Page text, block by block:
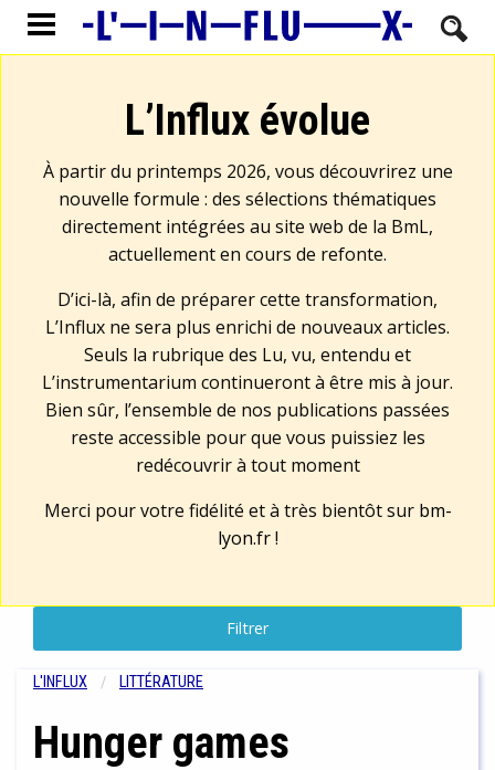
L’Influx évolue
À partir du printemps 2026, vous découvrirez une
nouvelle formule : des sélections thématiques
directement intégrées au site web de la BmL,
actuellement en cours de refonte.
D’ici-là, afin de préparer cette transformation,
L’Influx ne sera plus enrichi de nouveaux articles.
Seuls la rubrique des Lu, vu, entendu et
L’instrumentarium continueront à être mis à jour.
Bien sûr, l’ensemble de nos publications passées
reste accessible pour que vous puissiez les
redécouvrir à tout moment
Merci pour votre fidélité et à très bientôt sur bm-
lyon.fr!
Filtrer
L'INFLUX LITTÉRATURE
Hunger games